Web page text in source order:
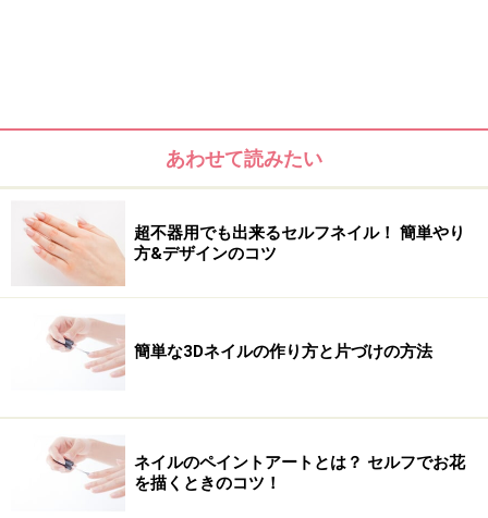
あわせて読みたい
超不器用でも出来るセルフネイル！ 簡単やり
方&デザインのコツ
簡単な3Dネイルの作り方と片づけの方法
ネイルのペイントアートとは？ セルフでお花
を描くときのコツ！